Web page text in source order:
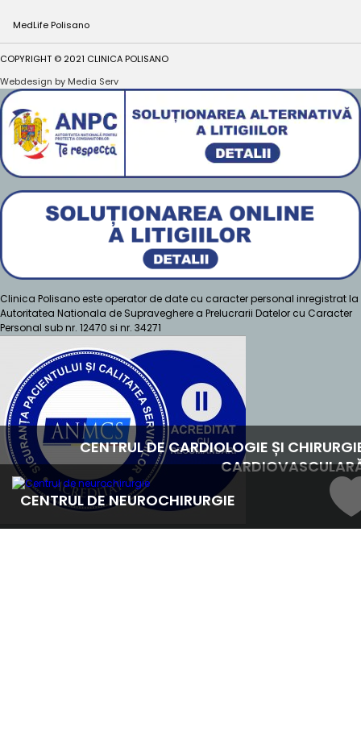
CENTRUL DE CARDIOLOGIE ȘI
CENTRUL DE NEUROCHIRURGIE
MedLife Polisano
COPYRIGHT © 2021 CLINICA POLISANO
Webdesign by Media Serv
Clinica Polisano este operator de date cu caracter personal inregistrat la
Autoritatea Nationala de Supraveghere a Prelucrarii Datelor cu Caracter
Personal sub nr. 12470 si nr. 34271